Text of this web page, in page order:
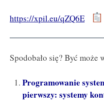
https://xpil.eu/qZQ6E
Spodobało się? Być może
Programowanie
pierwszy: systemy